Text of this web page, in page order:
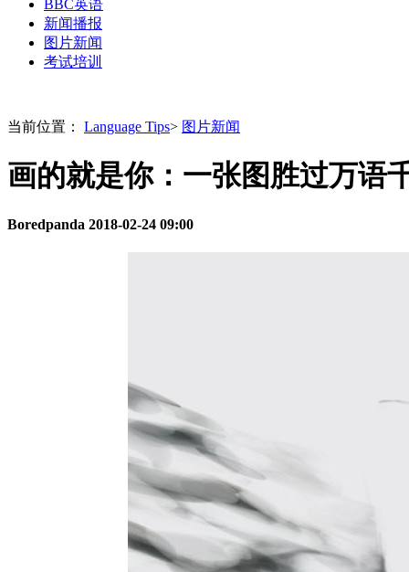
BBC英语
新闻播报
图片新闻
考试培训
当前位置： Language Tips> 图片新闻
画的就是你：一张图胜过万语
Boredpanda 2018-02-24 09:00